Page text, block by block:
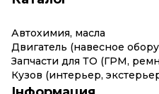
Автохимия, масла
Двигатель (навесное
Запчасти для ТО (ГРМ,
Кузов (интерьер,